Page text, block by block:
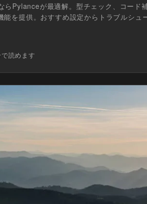
Pylanceが最適解。型チェック、コード
を提供。おすすめ設定からトラブルシュ
読めます